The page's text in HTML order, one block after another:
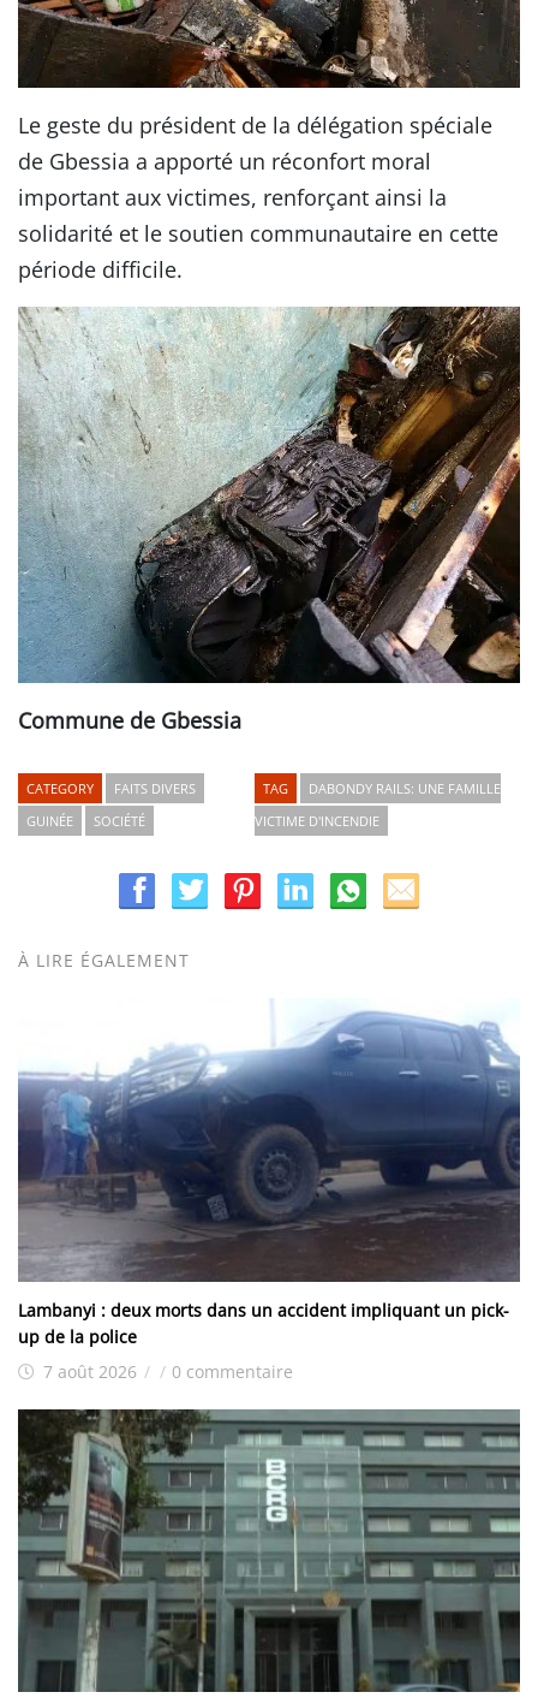
Le geste du président de la délégation spéciale
de Gbessia a apporté un réconfort moral
important aux victimes, renforçant ainsi la
solidarité et le soutien communautaire en cette
période difficile.
Commune de Gbessia
CATEGORY
FAITS DIVERS
GUINÉE
SOCIÉTÉ
TAG
DABONDY RAILS: UNE FAMILLE
VICTIME D'INCENDIE
À LIRE ÉGALEMENT
Lambanyi : deux morts dans un accident impliquant un pick-
up de la police
7 août 2026 / / 0 commentaire